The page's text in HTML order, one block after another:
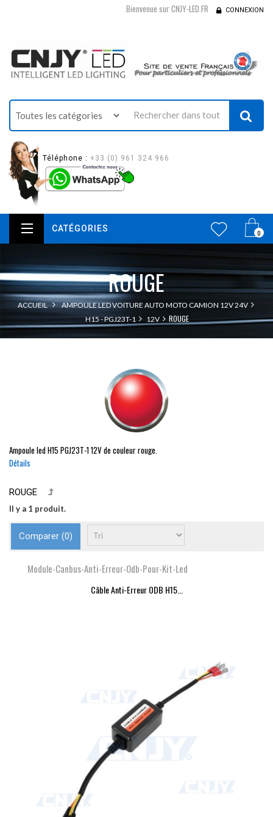
Bienvenue sur CNJY-LED.FR CONNEXION
Téléphone : +33 (0) 961 324 966
0
CATÉGORIES
ROUGE
ACCUEIL
AMPOULE LED VOITURE AUTO MOTO CAMION 12V 24V
H15 - PGJ23T-1
12V ROUGE
Ampoule ledH15 PGJ23T-112V de couleur rouge.
Détails
ROUGE
Il y a 1 produit.
Comparer (0)
Module-Canbus-Anti-Erreur-Odb-Pour-Kit-Led
Câble Anti-Erreur ODB H15...